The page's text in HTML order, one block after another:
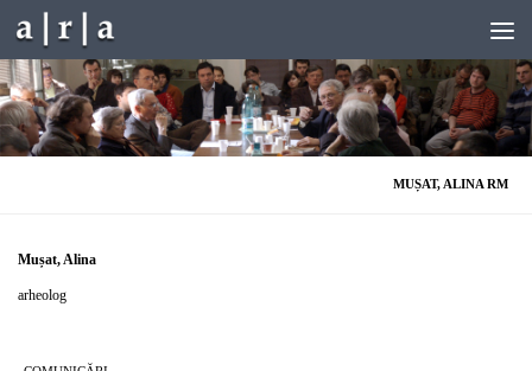
Skip to content
MUȘAT, ALINA RM
Mușat, Alina
arheolog